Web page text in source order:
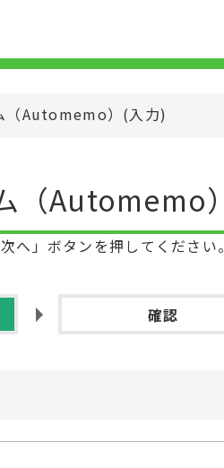
（Automemo） (入力)
（Automemo）
へ」ボタンを押してください。
確認